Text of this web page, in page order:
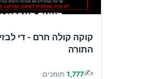
קוקה קולה חרם - די
התורה
✍️
1,777 תומכים